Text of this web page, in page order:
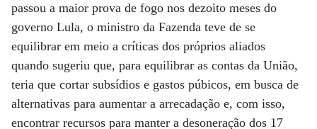
passou a maior prova de fogo nos dezoito meses do
governo Lula, o ministro da Fazenda teve de se
equilibrar em meio a críticas dos próprios aliados
quando sugeriu que, para equilibrar as contas da União,
teria que cortar subsídios e gastos púbicos, em busca de
alternativas para aumentar a arrecadação e, com isso,
encontrar recursos para manter a desoneração dos 17